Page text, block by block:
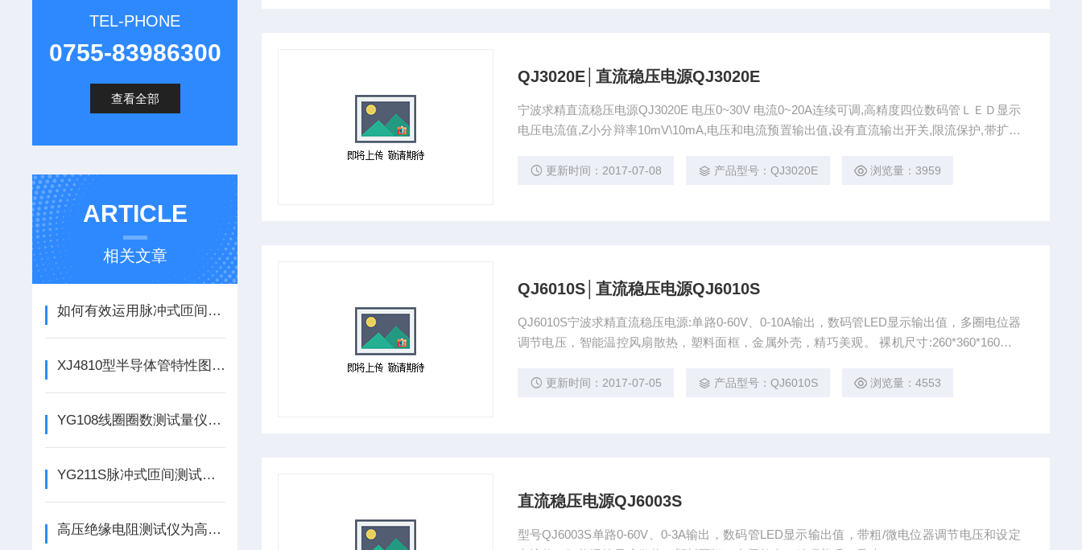
TEL-PHONE
0755-83986300
查看全部
ARTICLE
相关文章
如何有效运用脉冲式匝间测试仪
XJ4810型半导体管特性图示仪的使用方法 晶体管测试仪的使用方法
YG108线圈圈数测试量仪是精准测量线圈圈数的神器
YG211S脉冲式匝间测试仪：电气设备检测的得力助手
高压绝缘电阻测试仪为高电压设备筑牢绝缘防线
QJ3020E│直流稳压电源QJ3020E
宁波求精直流稳压电源QJ3020E 电压0~30V 电流0~20A连续可调,高精度四位数码管ＬＥＤ显示
电压电流值,Z小分辩率10mV\10mA,电压和电流预置输出值,设有直流输出开关,限流保护,带扩展
更新时间：2017-07-08 产品型号：QJ3020E 浏览量：3959
QJ6010S│直流稳压电源QJ6010S
QJ6010S宁波求精直流稳压电源:单路0-60V、0-10A输出，数码管LED显示输出值，多圈电位器
调节电压，智能温控风扇散热，塑料面框，金属外壳，精巧美观。 裸机尺寸:260*360*160mm
更新时间：2017-07-05 产品型号：QJ6010S 浏览量：4553
直流稳压电源QJ6003S
型号QJ6003S单路0-60V、0-3A输出，数码管LED显示输出值，带粗/微电位器调节电压和设定